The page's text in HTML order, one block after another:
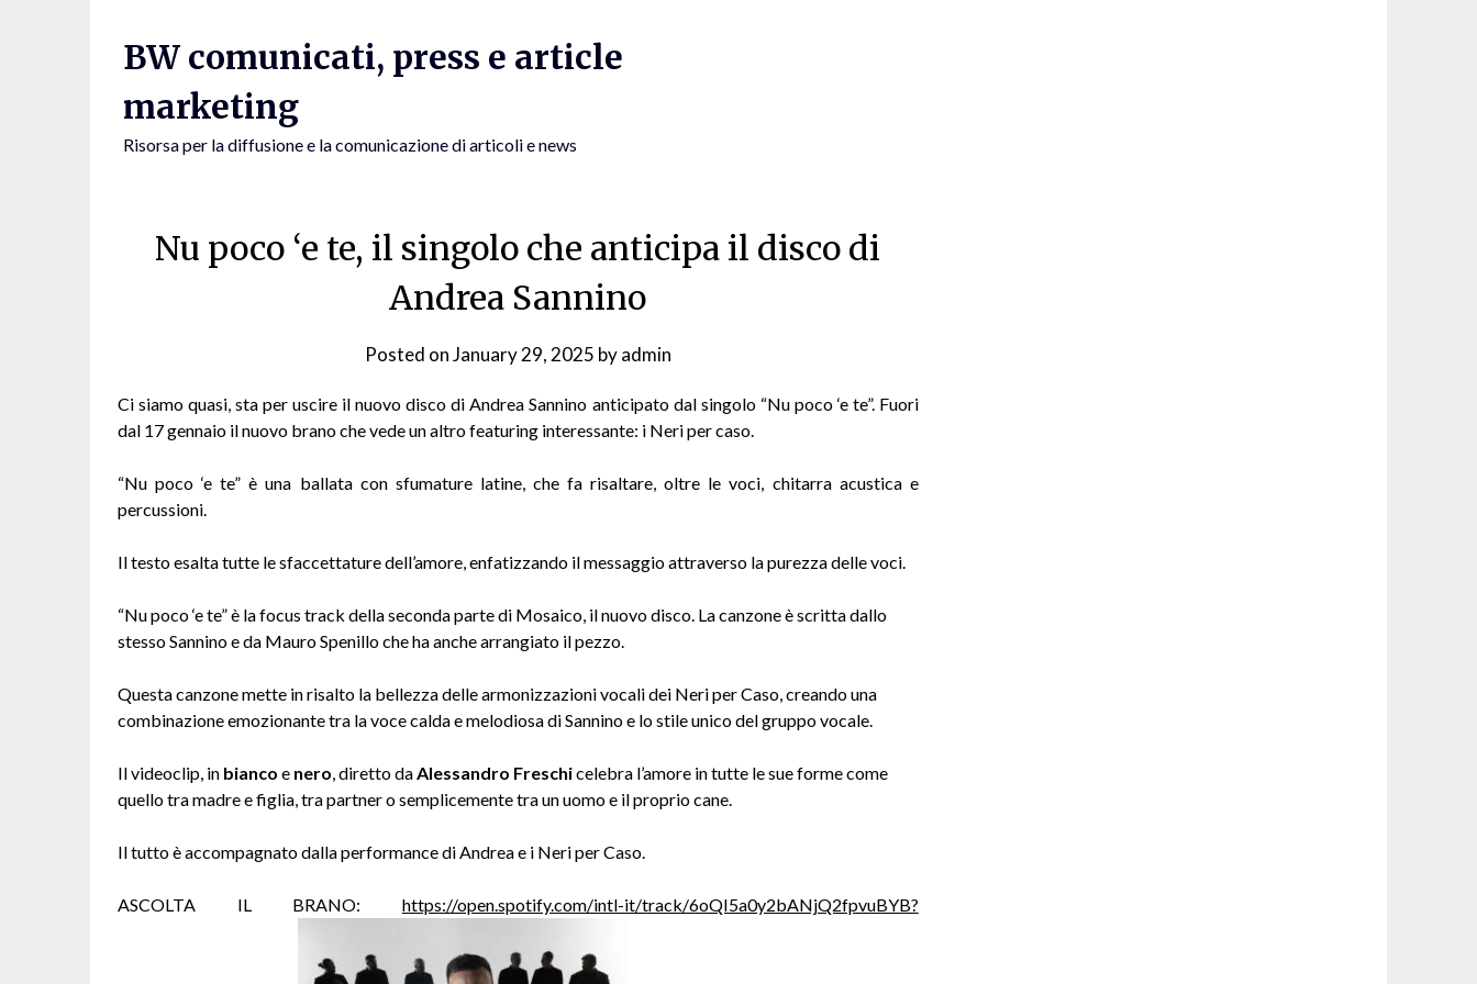
BW comunicati, press e article
marketing
Risorsa per la diffusione e la comunicazione di articoli e news
Nu poco ‘e te, il singolo che anticipa il disco di
Andrea Sannino
Posted onJanuary 29, 2025 byadmin
Ci siamo quasi, sta per uscire il nuovo disco di Andrea Sannino anticipato dal singolo “Nu poco ‘e te”. Fuori
dal 17 gennaio il nuovo brano che vede un altro featuring interessante: i Neri per caso.
“Nu poco ‘e te” è una ballata con sfumature latine, che fa risaltare, oltre le voci, chitarra acustica e
percussioni.
Il testo esalta tutte le sfaccettature dell’amore, enfatizzando il messaggio attraverso la purezza delle voci.
“Nu poco ‘e te” è la focus track della seconda parte di Mosaico, il nuovo disco. La canzone è scritta dallo
stesso Sannino e da Mauro Spenillo che ha anche arrangiato il pezzo.
Questa canzone mette in risalto la bellezza delle armonizzazioni vocali dei Neri per Caso, creando una
combinazione emozionante tra la voce calda e melodiosa di Sannino e lo stile unico del gruppo vocale.
Il videoclip, in bianco e nero, diretto daAlessandro Freschicelebra l’amore in tutte le sue forme come
quello tra madre e figlia, tra partner o semplicemente tra un uomo e il proprio cane.
Il tutto è accompagnato dalla performance di Andrea e i Neri per Caso.
ASCOLTA IL BRANO: https://open.spotify.com/intl-it/track/6oQI5a0y2bANjQ2fpvuBYB?